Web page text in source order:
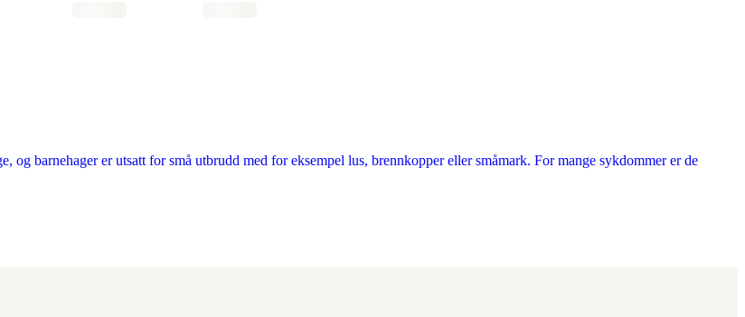
og barnehager er utsatt for små utbrudd med for eksempel lus, brennkopper eller småmark. For mange sykdommer er det